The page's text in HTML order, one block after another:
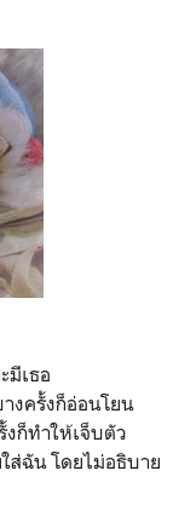
มีเธอ
งครั้งก็อ่อนโยน
ก็ทำให้เจ็บตัว
ส่ฉัน โดยไม่อธิบาย